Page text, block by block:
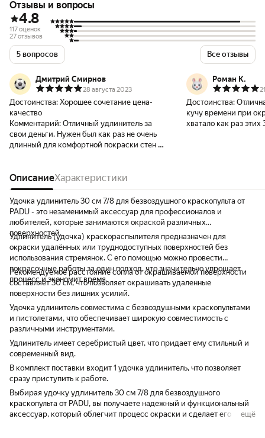
Отзывы и вопросы
4.8
117 оценок
27 отзывов
5 вопросов Все отзывы
Дмитрий Смирнов
28 августа 2023
Достоинства: Хорошее сочетание цена-
качество
Комментарий: Отличный удлинитель за
свои деньги. Нужен был как раз не очень
длинный для комфортной покраски стен до
Роман К.
Достоинства:
кучу времени при
хватало как раз
ОписаниеХарактеристики
Удочка удлинитель 30 см 7/8 для безвоздушного краскопульта от
PADU - это незаменимый аксессуар для профессионалов и
любителей, которые занимаются окраской различных
поверхностей.
Удлинитель (удочка) краскораспылителя предназначен для
окраски удалённых или труднодоступных поверхностей без
использования стремянок. С его помощью можно провести
покрасочные работы за один подход, что значительно упрощает
процесс и экономит время.
Рекомендуемое расстояние сопла от окрашиваемой поверхности
составляет 30 см, что позволяет окрашивать удаленные
поверхности без лишних усилий.
Удочка удлинитель совместима с безвоздушными краскопультами
и пистолетами, что обеспечивает широкую совместимость с
различными инструментами.
Удлинитель имеет серебристый цвет, что придает ему стильный и
современный вид.
В комплект поставки входит 1 удочка удлинитель, что позволяет
сразу приступить к работе.
Выбирая удочку удлинитель 30 см 7/8 для безвоздушного
краскопульта от PADU, вы получаете надежный и функциональный
аксессуар, который облегчит процесс окраски и сделает его более
ещё